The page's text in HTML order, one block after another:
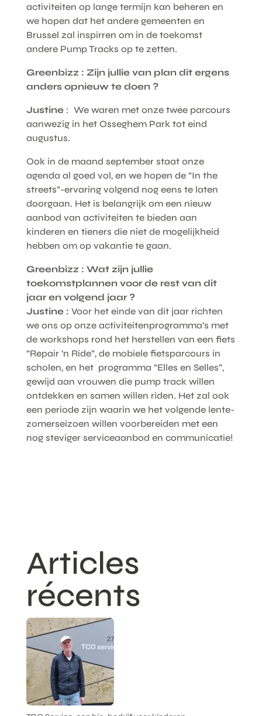
activiteiten op lange termijn kan beheren en
we hopen dat het andere gemeenten en
Brussel zal inspirren om in de toekomst
andere Pump Tracks op te zetten.
Greenbizz : Zijn jullie van plan dit ergens
anders opnieuw te doen ?
Justine : We waren met onze twee parcours
aanwezig in het Osseghem Park tot eind
augustus.
Ook in de maand september staat onze
agenda al goed vol, en we hopen de “In the
streets”-ervaring volgend nog eens te laten
doorgaan. Het is belangrijk om een nieuw
aanbod van activiteiten te bieden aan
kinderen en tieners die niet de mogelijkheid
hebben om op vakantie te gaan.
Greenbizz : Wat zijn jullie
toekomstplannen voor de rest van dit
jaar en volgend jaar ?
Justine : Voor het einde van dit jaar richten
we ons op onze activiteitenprogramma’s met
de workshops rond het herstellen van een fiets
“Repair ‘n Ride”, de mobiele fietsparcours in
scholen, en het programma “Elles en Selles”,
gewijd aan vrouwen die pump track willen
ontdekken en samen willen riden. Het zal ook
een periode zijn waarin we het volgende lente-
zomerseizoen willen voorbereiden met een
nog steviger serviceaanbod en communicatie!
Articles
récents